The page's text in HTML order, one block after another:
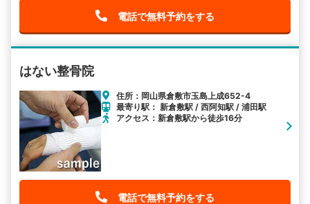
電話で無料予約をする
はない整骨院
住所：岡山県倉敷市玉島上成652-4
最寄り駅： 新倉敷駅 / 西阿知駅 / 浦田駅
アクセス：新倉敷駅から徒歩16分
電話で無料予約をする